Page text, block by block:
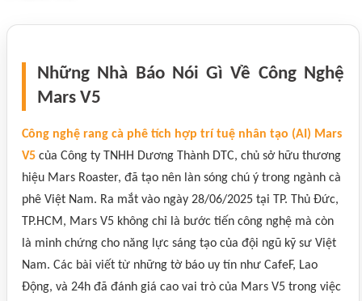
Những Nhà Báo Nói Gì Về Công Nghệ
Mars V5
Công nghệ rang cà phê tích hợp trí tuệ nhân tạo (AI) Mars
V5 của Công ty TNHH Dương Thành DTC, chủ sở hữu thương
hiệu Mars Roaster, đã tạo nên làn sóng chú ý trong ngành cà
phê Việt Nam. Ra mắt vào ngày 28/06/2025 tại TP. Thủ Đức,
TP.HCM, Mars V5 không chỉ là bước tiến công nghệ mà còn
là minh chứng cho năng lực sáng tạo của đội ngũ kỹ sư Việt
Nam. Các bài viết từ những tờ báo uy tín như CafeF, Lao
Động, và 24h đã đánh giá cao vai trò của Mars V5 trong việc